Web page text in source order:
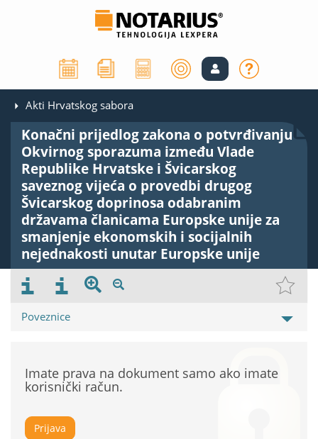
Akti Hrvatskog sabora
Konačni prijedlog zakona o potvrđivanju
Okvirnog sporazuma između Vlade
Republike Hrvatske i Švicarskog
saveznog vijeća o provedbi drugog
Švicarskog doprinosa odabranim
državama članicama Europske unije za
smanjenje ekonomskih i socijalnih
nejednakosti unutar Europske unije
Poveznice
Imate prava na dokument samo ako imate
korisnički račun.
Prijava